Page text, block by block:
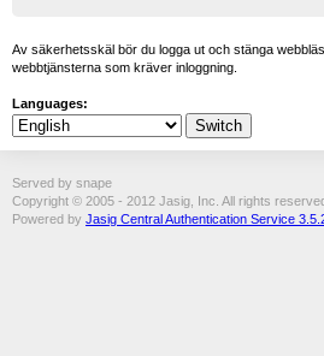
Av säkerhetsskäl bör du logga ut och stänga
webbtjänsterna som kräver inloggning.
Languages:
Served by snape
Copyright © 2005 - 2012 Jasig, Inc. All rights
Powered by Jasig Central Authentication Service